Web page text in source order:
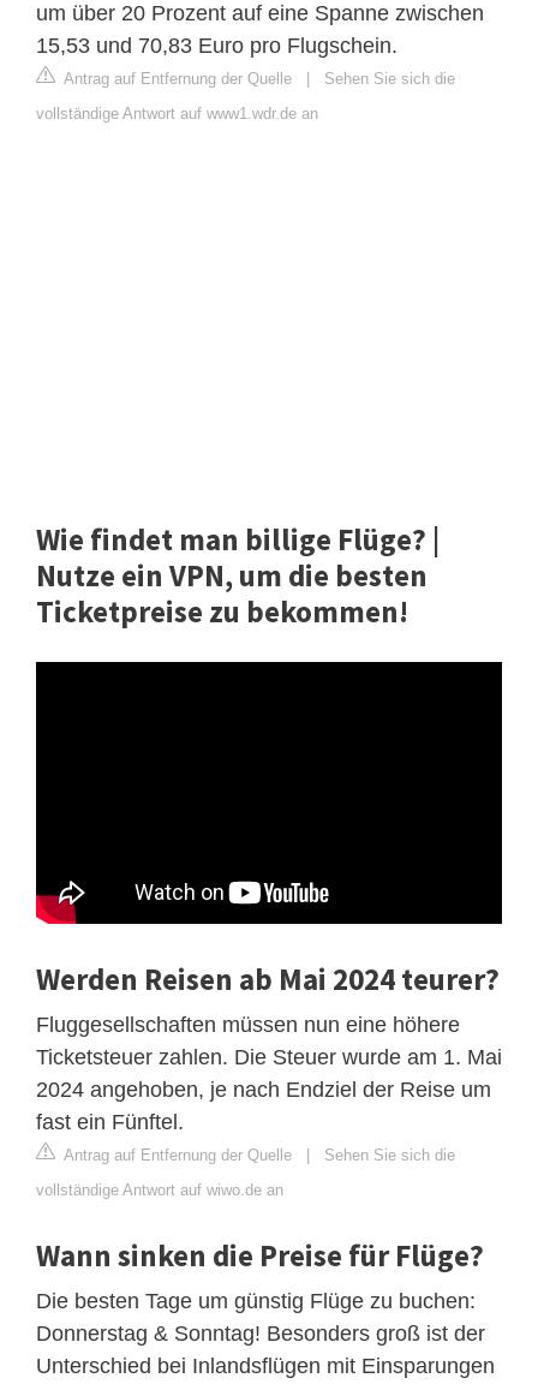
um über 20 Prozent auf eine Spanne zwischen
15,53 und 70,83 Euro pro Flugschein.
Antrag auf Entfernung der Quelle
Sehen Sie sich die
vollständige Antwort auf www1.wdr.de an
Wie findet man billige Flüge? |
Nutze ein VPN, um die besten
Ticketpreise zu bekommen!
Werden Reisen ab Mai 2024 teurer?
Fluggesellschaften müssen nun eine höhere
Ticketsteuer zahlen. Die Steuer wurde am 1. Mai
2024 angehoben, je nach Endziel der Reise um
fast ein Fünftel.
Antrag auf Entfernung der Quelle | Sehen Sie sich die
vollständige Antwort auf wiwo.de an
Wann sinken die Preise für Flüge?
Die besten Tage um günstig Flüge zu buchen:
Donnerstag & Sonntag! Besonders groß ist der
Unterschied bei Inlandsflügen mit Einsparungen